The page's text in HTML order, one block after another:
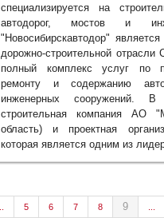
специализируется на
автодорог, мостов и
"Новосибирскавтодор"
дорожно-строительной отрасли
полный комплекс услуг по
ремонту и содержанию
инженерных сооружений.
строительная компания АО
область) и проектная
которая является одним из
5 6 7 8 9